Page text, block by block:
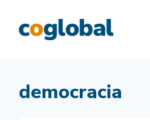
contenido
democracia